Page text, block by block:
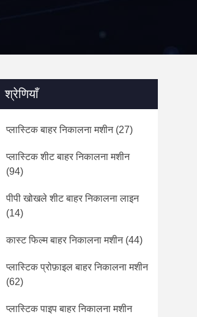
श्रेणियाँ
प्लास्टिक बाहर निकालना मशीन(27)
प्लास्टिक शीट बाहर निकालना मशीन
(94)
पीपी खोखले शीट बाहर निकालना लाइन
(14)
कास्ट फिल्म बाहर निकालना मशीन(44)
प्लास्टिक प्रोफ़ाइल बाहर निकालना मशीन
(62)
प्लास्टिक पाइप बाहर निकालना मशीन